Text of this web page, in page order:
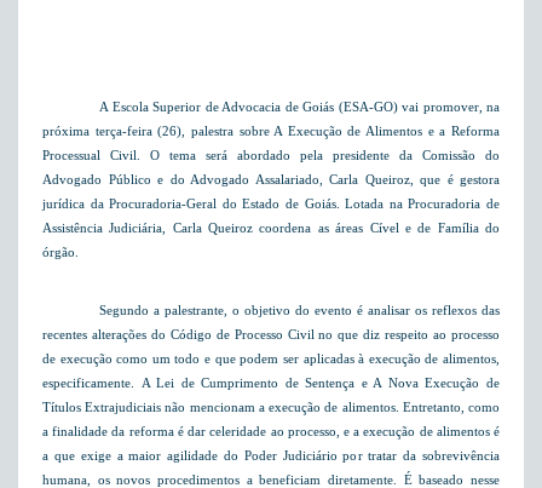
A Escola Superior de Advocacia de Goiás (ESA-GO) vai promover, na
próxima terça-feira (26), palestra sobre A Execução de Alimentos e a Reforma
Processual Civil. O tema será abordado pela presidente da Comissão do
Advogado Público e do Advogado Assalariado, Carla Queiroz, que é gestora
jurídica da Procuradoria-Geral do Estado de Goiás. Lotada na Procuradoria de
Assistência Judiciária, Carla Queiroz coordena as áreas Cível e de Família do
órgão.
Segundo a palestrante, o objetivo do evento é analisar os reflexos das
recentes alterações do Código de Processo Civil no que diz respeito ao processo
de execução como um todo e que podem ser aplicadas à execução de alimentos,
especificamente. A Lei de Cumprimento de Sentença e A Nova Execução de
Títulos Extrajudiciais não mencionam a execução de alimentos. Entretanto, como
a finalidade da reforma é dar celeridade ao processo, e a execução de alimentos é
a que exige a maior agilidade do Poder Judiciário por tratar da sobrevivência
humana, os novos procedimentos a beneficiam diretamente. É baseado nesse